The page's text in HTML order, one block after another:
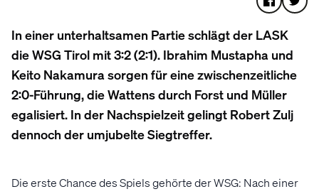
In einer unterhaltsamen Partie schlägt der LASK
die WSG Tirol mit 3:2 (2:1). Ibrahim Mustapha und
Keito Nakamura sorgen für eine zwischenzeitliche
2:0-Führung, die Wattens durch Forst und Müller
egalisiert. In der Nachspielzeit gelingt Robert Zulj
dennoch der umjubelte Siegtreffer.
Die erste Chance des Spiels gehörte der WSG: Nach einer